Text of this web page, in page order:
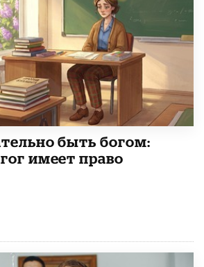
быть богом:
имеет право